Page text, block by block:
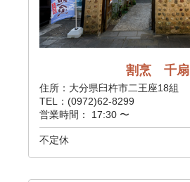
割烹 千扇
住所：大分県臼杵市二王座18組
TEL：(0972)62-8299
営業時間： 17:30 〜
不定休